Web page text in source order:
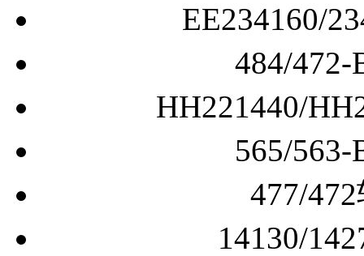
EE234160/
484/
HH221440/
565/
477/
14130/